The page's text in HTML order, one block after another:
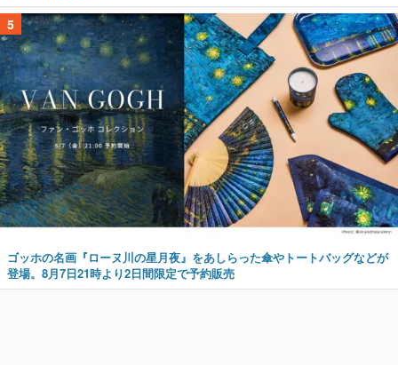
5
ゴッホの名画『ローヌ川の星月夜』をあしらった傘やトートバッグなどが
登場。8月7日21時より2日間限定で予約販売